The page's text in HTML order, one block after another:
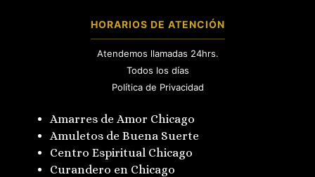
HORARIOS DE ATENCIÓN
Atendemos llamadas 24hrs.
Todos los días
Política de Privacidad
Amarres de Amor Chicago
Amuletos de Buena Suerte
Centro Espiritual Chicago
Curandero en Chicago